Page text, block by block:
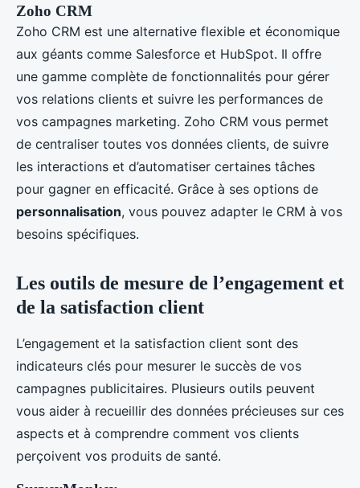
Zoho CRM
Zoho CRM est une alternative flexible et économique
aux géants comme Salesforce et HubSpot. Il offre
une gamme complète de fonctionnalités pour gérer
vos relations clients et suivre les performances de
vos campagnes marketing. Zoho CRM vous permet
de centraliser toutes vos données clients, de suivre
les interactions et d’automatiser certaines tâches
pour gagner en efficacité. Grâce à ses options de
personnalisation, vous pouvez adapter le CRM à vos
besoins spécifiques.
Les outils de mesure de l’engagement et
de la satisfaction client
L’engagement et la satisfaction client sont des
indicateurs clés pour mesurer le succès de vos
campagnes publicitaires. Plusieurs outils peuvent
vous aider à recueillir des données précieuses sur ces
aspects et à comprendre comment vos clients
perçoivent vos produits de santé.